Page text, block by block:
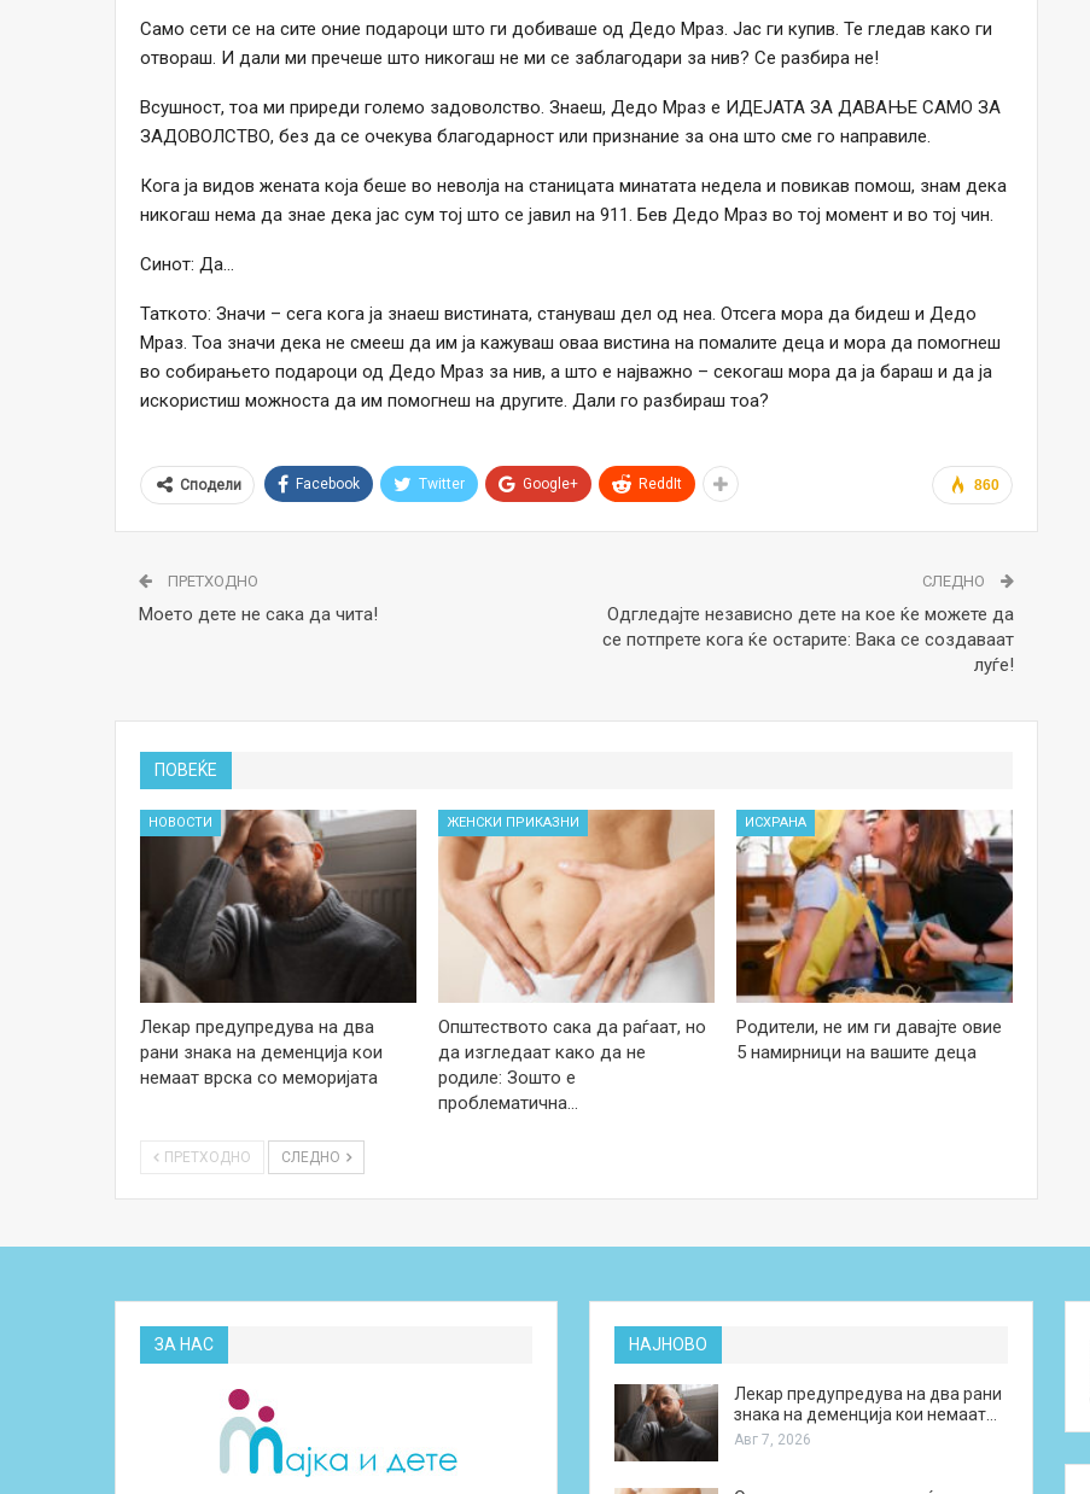
Само сети се на сите оние подароци што ги добиваше од Дедо Мраз. Јас ги купив. Те гледав како ги
отвораш. И дали ми пречеше што никогаш не ми се заблагодари за нив? Се разбира не!
Всушност, тоа ми приреди големо задоволство. Знаеш, Дедо Мраз е ИДЕЈАТА ЗА ДАВАЊЕ САМО ЗА
ЗАДОВОЛСТВО, без да се очекува благодарност или признание за она што сме го направиле.
Кога ја видов жената која беше во неволја на станицата минатата недела и повикав помош, знам дека
никогаш нема да знае дека јас сум тој што се јавил на 911. Бев Дедо Мраз во тој момент и во тој чин.
Синот: Да…
Таткото: Значи – сега кога ја знаеш вистината, стануваш дел од неа. Отсега мора да бидеш и Дедо
Мраз. Тоа значи дека не смееш да им ја кажуваш оваа вистина на помалите деца и мора да помогнеш
во собирањето подароци од Дедо Мраз за нив, а што е најважно – секогаш мора да ја бараш и да ја
искористиш можноста да им помогнеш на другите. Дали го разбираш тоа?
860
Сподели Facebook Twitter Google+ ReddIt
ПРЕТХОДНО
Моето дете не сака да чита!
СЛЕДНО
Одгледајте независно дете на кое ќе можете да
се потпрете кога ќе остарите: Вака се создаваат
луѓе!
ПОВЕЌЕ
НОВОСТИ
Лекар предупредува на два
рани знака на деменција кои
немаат врска со меморијата
ЖЕНСКИ ПРИКАЗНИ
Општеството сака да раѓаат, но
да изгледаат како да не
родиле: Зошто е
проблематична…
ИСХРАНА
Родители, не им ги давајте овие
5 намирници на вашите деца
ПРЕТХОДНО СЛЕДНО
ЗА НАС НАЈНОВО
Лекар предупредува на два рани
знака на деменција кои немаат…
Авг 7, 2026